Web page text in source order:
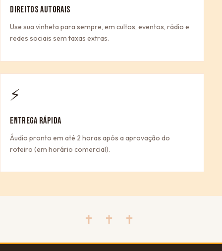
DIREITOS AUTORAIS
Use sua vinheta para sempre, em cultos, eventos, rádio e
redes sociais sem taxas extras.
⚡
ENTREGA RÁPIDA
Áudio pronto em até 2 horas após a aprovação do
roteiro (em horário comercial).
✝ ✝ ✝